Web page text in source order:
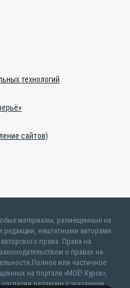
технологий
сайтов)
материалы, размещенные на
редакции, нештатными авторами
права. Права на
о правах на
или частичное
на портале «МОЁ! Курск»,
редакции с указанием